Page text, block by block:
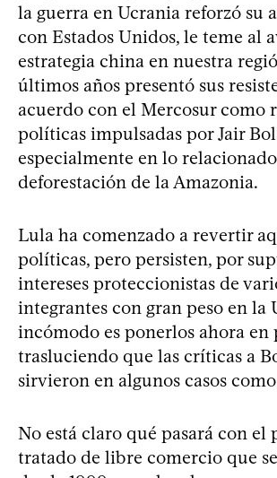
la guerra en Ucrania reforzó su
con Estados Unidos, le teme al
estrategia china en nuestra
últimos años presentó sus
acuerdo con el Mercosur como
políticas impulsadas por Jair
especialmente en lo
deforestación de la Amazonia.
Lula ha comenzado a revertir
políticas, pero persisten, por
intereses proteccionistas de
integrantes con gran peso en la
incómodo es ponerlos ahora
trasluciendo que las críticas a
sirvieron en algunos casos
No está claro qué pasará con el
tratado de libre comercio que